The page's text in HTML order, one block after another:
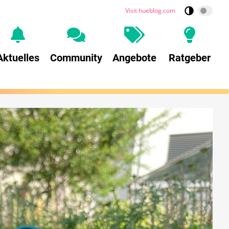
Visit hueblog.com
Community Angebote Ratgeber